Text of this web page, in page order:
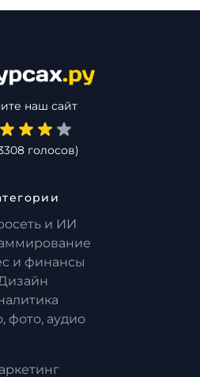
наш сайт
голосов)
и ИИ
и финансы
фото, аудио